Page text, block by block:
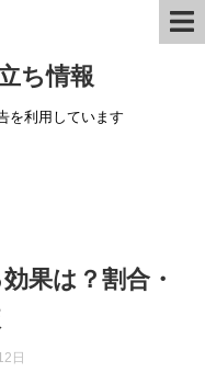
ち情報
を利用しています
果は？割合・
日